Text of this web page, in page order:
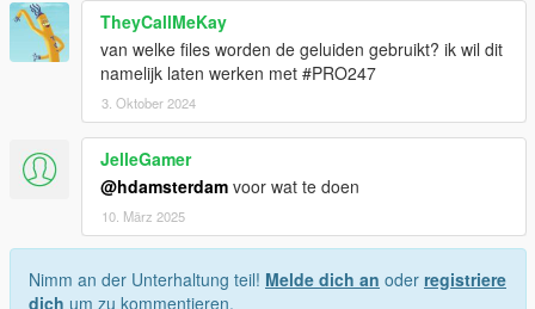
TheyCallMeKay
van welke files worden de geluiden gebruikt? ik wil dit
namelijk laten werken met #PRO247
3. Oktober 2024
JelleGamer
@hdamsterdam voor wat te doen
10. März 2025
Nimm an der Unterhaltung teil! Melde dich an oder registriere
dich um zu kommentieren.